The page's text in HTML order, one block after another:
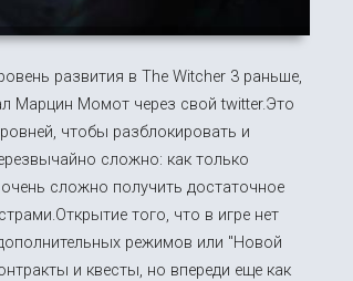
развития в The Witcher 3 раньше,
Марцин Момот через свой twitter.Это
чтобы разблокировать и
сложно: как только
сложно получить достаточное
того, что в игре нет
режимов или "Новой
и квесты, но впереди еще как